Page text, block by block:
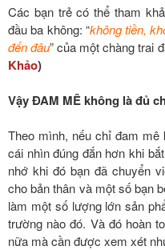
Các bạn trẻ có thể tham
đầu ba không: “không tiền,
đến đâu” của một chàng trai
Khảo)
Vậy ĐAM MÊ không là đủ
Theo mình, nếu chỉ đam
cái nhìn đúng đắn hơn khi
nhớ khi đó bạn đã chuyển
cho bản thân và một số bạn
làm một số lượng lớn sản
trường nào đó. Và đó hoàn
nữa mà cần được xem xét